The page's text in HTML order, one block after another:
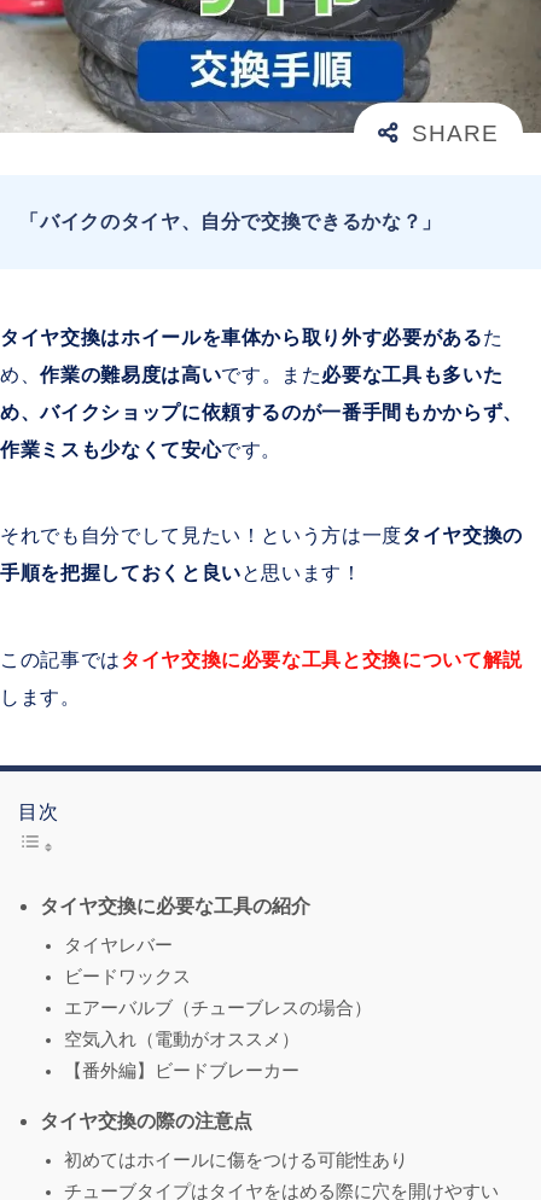
「バイクのタイヤ、自分で交換できるかな？」
タイヤ交換はホイールを車体から取り外す必要があるた
め、作業の難易度は高いです。また必要な工具も多いた
め、バイクショップに依頼するのが一番手間もかからず、
作業ミスも少なくて安心です。
それでも自分でして見たい！という方は一度タイヤ交換の
手順を把握しておくと良いと思います！
この記事ではタイヤ交換に必要な工具と交換について解説
します。
目次
タイヤ交換に必要な工具の紹介
タイヤレバー
ビードワックス
エアーバルブ（チューブレスの場合）
空気入れ（電動がオススメ）
【番外編】ビードブレーカー
タイヤ交換の際の注意点
初めてはホイールに傷をつける可能性あり
チューブタイプはタイヤをはめる際に穴を開けやすい